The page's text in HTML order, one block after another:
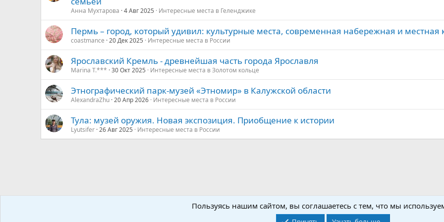
Анна Мухтарова 4 Авг 2025 Интересные места в Геленджике
Пермь – город, который удивил: культурные места, современная набережная и местная
coastmance 20 Дек 2025 Интересные места в России
Ярославский Кремль - древнейшая часть города Ярославля
Marina T.*** 30 Окт 2025 Интересные места в Золотом кольце
Этнографический парк-музей «Этномир» в Калужской области
AlexandraZhu 20 Апр 2026 Интересные места в России
Тула: музей оружия. Новая экспозиция. Приобщение к истории
Lyutsifer 26 Авг 2025 Интересные места в России
США, Канада и Латинская Америка Канада Интересные места в Канаде
Пользуясь нашим сайтом, вы соглашаетесь с тем, что мы